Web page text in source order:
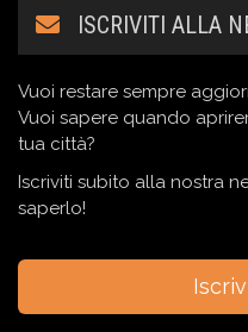
ISCRIVITI ALLA
Vuoi restare sempre
Vuoi sapere quando
tua città?
Iscriviti subito alla nostra
saperlo!